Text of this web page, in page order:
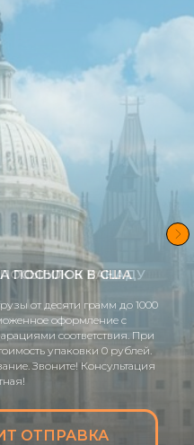
В КАНАДУ
от десяти грамм до 1000
оформление с
соответствия. При
упаковки 0 рублей.
Звоните! Консультация
ОТПРАВКА